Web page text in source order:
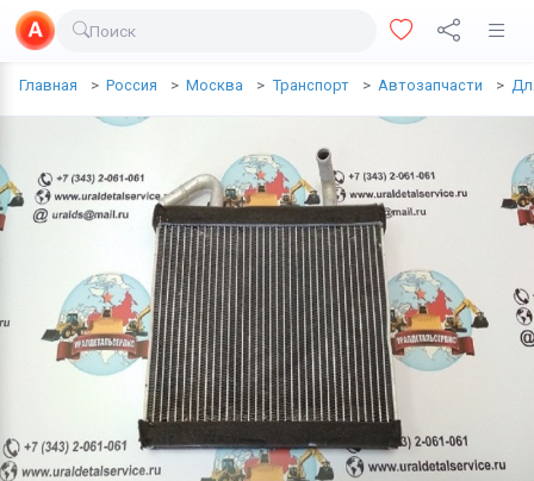
Поиск
Главная Россия Москва Транспорт Автозапчасти
Доставка еды
Транспорт
Недвижимость
Услуги
Личные вещи
Одежда и обувь
Электроника
Все для дома
Хобби и отдых